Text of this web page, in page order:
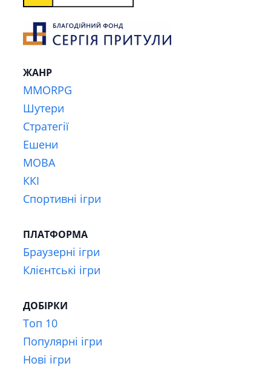
ЖАНР
MMORPG
Шутери
Стратегії
Ешени
MOBA
ККІ
Спортивні ігри
ПЛАТФОРМА
Браузерні ігри
Клієнтські ігри
ДОБІРКИ
Топ 10
Популярні ігри
Нові ігри